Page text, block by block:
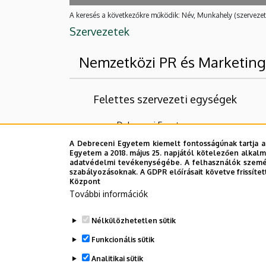
A keresés a következőkre működik: Név, Munkahely
Szervezetek
Nemzetközi PR és
Felettes szervezeti egységek
Debreceni Egyetem
Nincs találat.
Dolgozói adatmódosítás igénylése a
A Debreceni Egyetem kiemelt fontosságúnak
Egyetem a 2018. május 25. napjától kötelezően
adatvédelmi tevékenységébe. A felhasználók
szabályozásoknak. A GDPR előírásait követve
Központ
További információk
Nélkülözhetetlen sütik
Funkcionális sütik
Analitikai sütik